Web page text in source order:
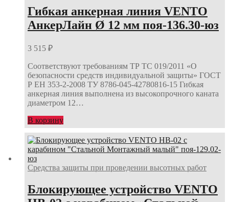
Гибкая анкерная линия VENTO
АнкерЛайн Ø 12 мм поя-136.30-юз
3 515 ₽
Соответствуют требованиям ТР ТС 019/2011 «О
безопасности средств индивидуальной защиты» ГОСТ
Р ЕН 353-2-2008 ТУ 8786-045-42780816-15 Гибкая
анкерная линия выполнена из высокопрочного каната
диаметром 12…
В корзину
Средства защиты при проведении высотных работ
Блокирующее устройство VENTO